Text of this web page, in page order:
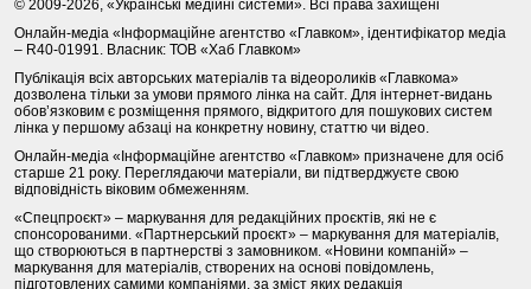
© 2009-2026, «Українські медійні системи». Всі права захищені
Онлайн-медіа «Інформаційне агентство «Главком», ідентифікатор медіа
– R40-01991. Власник: ТОВ «Хаб Главком»
Публікація всіх авторських матеріалів та відеороликів «Главкома»
дозволена тільки за умови прямого лінка на сайт. Для інтернет-видань
обов’язковим є розміщення прямого, відкритого для пошукових систем
лінка у першому абзаці на конкретну новину, статтю чи відео.
Онлайн-медіа «Інформаційне агентство «Главком» призначене для осіб
старше 21 року. Переглядаючи матеріали, ви підтверджуєте свою
відповідність віковим обмеженням.
«Спецпроєкт» – маркування для редакційних проєктів, які не є
спонсорованими. «Партнерський проєкт» – маркування для матеріалів,
що створюються в партнерстві з замовником. «Новини компаній» –
маркування для матеріалів, створених на основі повідомлень,
підготовлених самими компаніями, за зміст яких редакція